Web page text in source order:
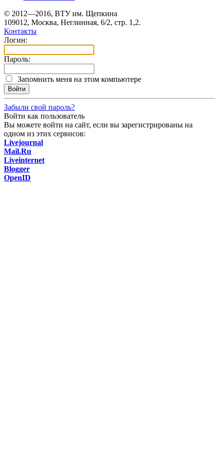
© 2012—2016, ВТУ им. Щепкина
109012, Москва, Неглинная, 6/2, стр. 1,2.
Контакты
Логин:
Пароль:
Запомнить меня на этом компьютере
Забыли свой пароль?
Войти как пользователь
Вы можете войти на сайт, если вы зарегистрированы на
одном из этих сервисов:
Livejournal
Mail.Ru
Liveinternet
Blogger
OpenID